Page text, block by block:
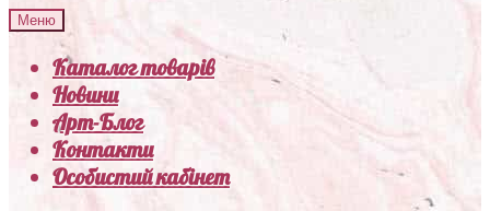
Меню
Каталог товарів
Новини
Арт-Блог
Контакти
Особистий кабінет